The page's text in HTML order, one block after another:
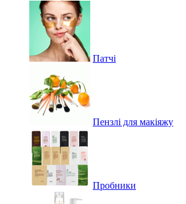
Патчі
Пензлі для макіяжу
Пробники